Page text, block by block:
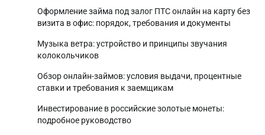
Оформление займа под залог ПТС онлайн на карту без
визита в офис: порядок, требования и документы
Музыка ветра: устройство и принципы звучания
колокольчиков
Обзор онлайн-займов: условия выдачи, процентные
ставки и требования к заемщикам
Инвестирование в российские золотые монеты:
подробное руководство